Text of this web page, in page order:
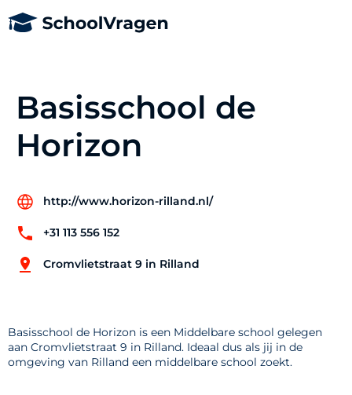
Basisschool de
Horizon
http://www.horizon-rilland.nl/
+31 113 556 152
Cromvlietstraat 9 in Rilland
Basisschool de Horizon is een Middelbare school gelegen
aan Cromvlietstraat 9 in Rilland. Ideaal dus als jij in de
omgeving van Rilland een middelbare school zoekt.